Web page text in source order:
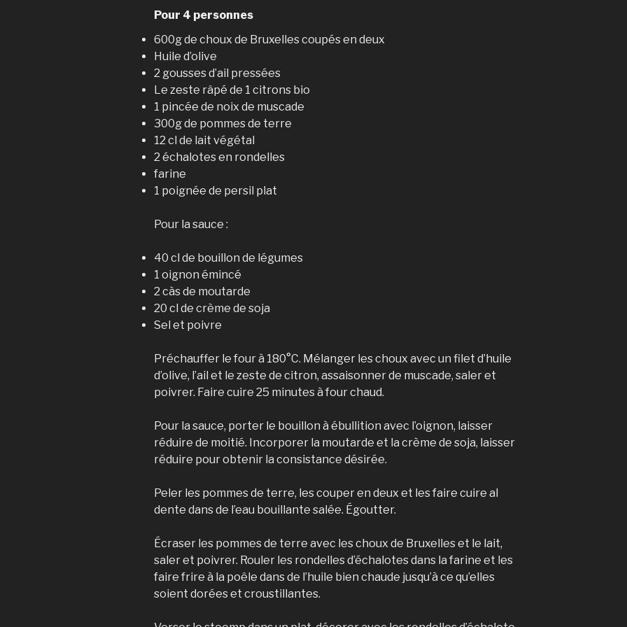
Pour 4 personnes
600g de choux de Bruxelles coupés en deux
Huile d’olive
2 gousses d’ail pressées
Le zeste râpé de 1 citrons bio
1 pincée de noix de muscade
300g de pommes de terre
12 cl de lait végétal
2 échalotes en rondelles
farine
1 poignée de persil plat
Pour la sauce :
40 cl de bouillon de légumes
1 oignon émincé
2 càs de moutarde
20 cl de crème de soja
Sel et poivre
Préchauffer le four à 180°C. Mélanger les choux avec un filet d’huile
d’olive, l’ail et le zeste de citron, assaisonner de muscade, saler et
poivrer. Faire cuire 25 minutes à four chaud.
Pour la sauce, porter le bouillon à ébullition avec l’oignon, laisser
réduire de moitié. Incorporer la moutarde et la crème de soja, laisser
réduire pour obtenir la consistance désirée.
Peler les pommes de terre, les couper en deux et les faire cuire al
dente dans de l’eau bouillante salée. Égoutter.
Écraser les pommes de terre avec les choux de Bruxelles et le lait,
saler et poivrer. Rouler les rondelles d’échalotes dans la farine et les
faire frire à la poêle dans de l’huile bien chaude jusqu’à ce qu’elles
soient dorées et croustillantes.